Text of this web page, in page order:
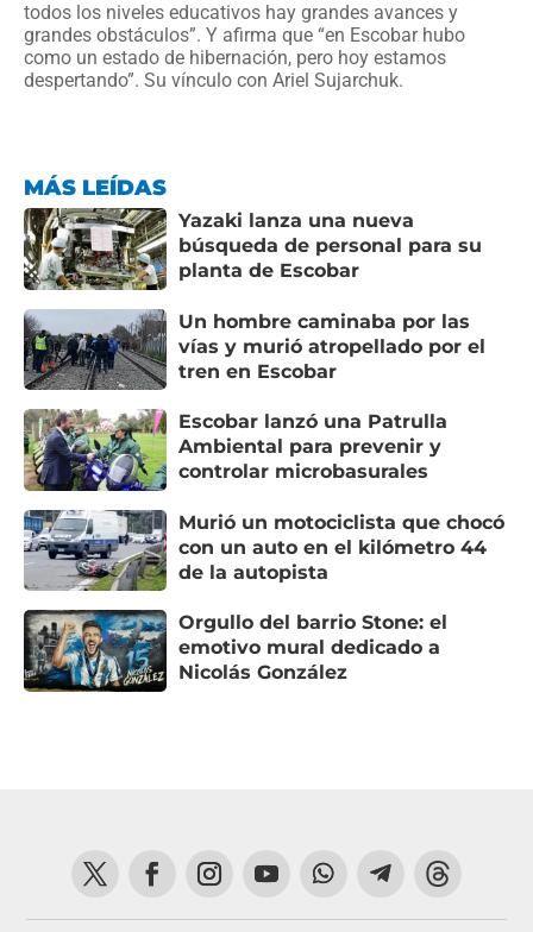
todos los niveles educativos hay grandes avances y
grandes obstáculos”. Y afirma que “en Escobar hubo
como un estado de hibernación, pero hoy estamos
despertando”. Su vínculo con Ariel Sujarchuk.
MÁS LEÍDAS
Yazaki lanza una nueva
búsqueda de personal para su
planta de Escobar
Un hombre caminaba por las
vías y murió atropellado por el
tren en Escobar
Escobar lanzó una Patrulla
Ambiental para prevenir y
controlar microbasurales
Murió un motociclista que chocó
con un auto en el kilómetro 44
de la autopista
Orgullo del barrio Stone: el
emotivo mural dedicado a
Nicolás González